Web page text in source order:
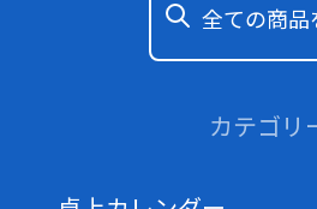
全ての商品
カテゴリ